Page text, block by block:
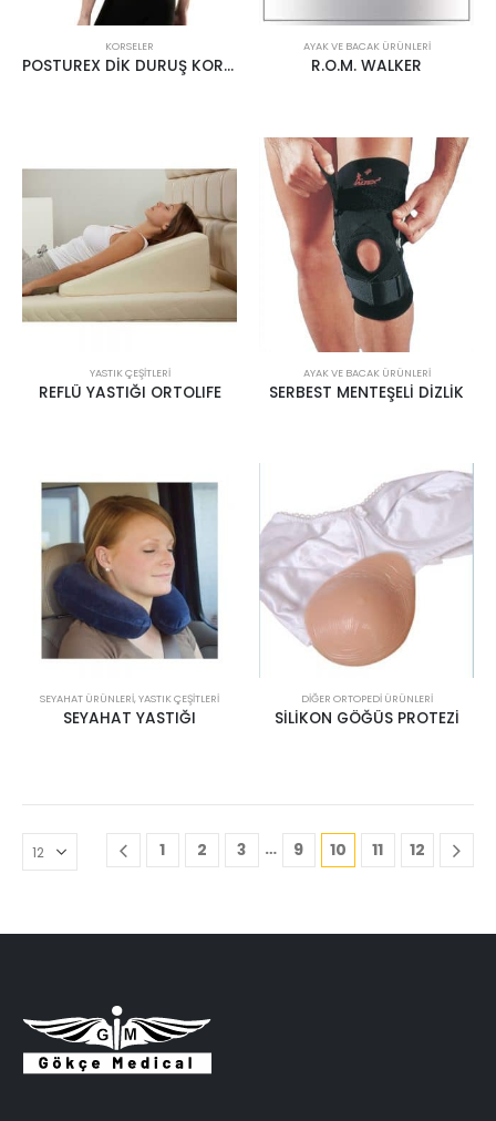
KORSELER
POSTUREX DİK DURUŞ KORSESİ
AYAK VE BACAK ÜRÜNLERI
R.O.M. WALKER
YASTIK ÇEŞITLERI
REFLÜ YASTIĞI ORTOLIFE
AYAK VE BACAK ÜRÜNLERI
SERBEST MENTEŞELİ DİZLİK
SEYAHAT ÜRÜNLERİ,YASTIK ÇEŞITLERI
SEYAHAT YASTIĞI
DIĞER ORTOPEDI ÜRÜNLERI
SİLİKON GÖĞÜS PROTEZİ
1 2 3 … 9 10 11 12